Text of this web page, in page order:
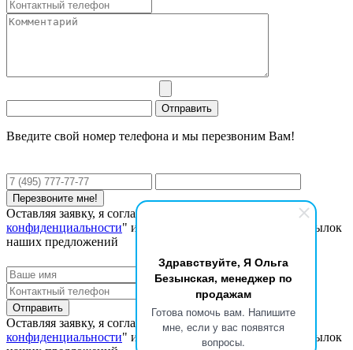
Здравствуйте, Я Ольга
Безынская, менеджер по
продажам
Готова помочь вам. Напишите
мне, если у вас появятся
вопросы.
Введите свой номер телефона и мы перезвоним Вам!
Оставляя заявку, я соглашаюсь с "
конфиденциальности" и даю согласие на получение рассылок
наших предложений
Оставляя заявку, я соглашаюсь с "Политикой
конфиденциальности" и даю согласие на получение рассылок